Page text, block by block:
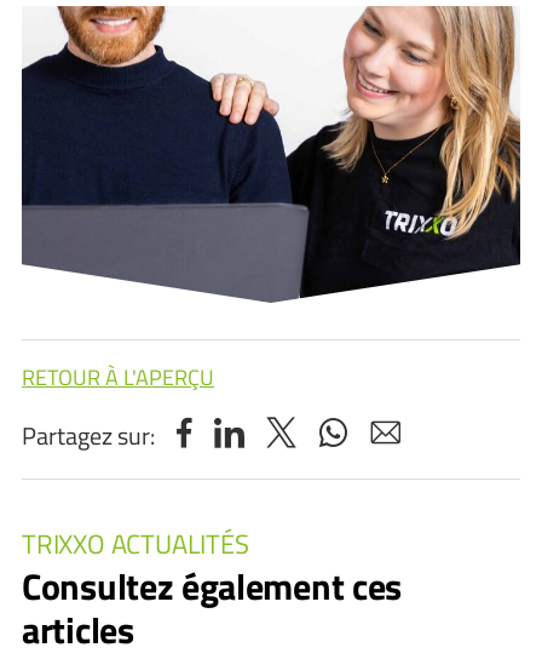
RETOUR À L'APERÇU
Partagez sur:
TRIXXO ACTUALITÉS
Consultez également ces
articles